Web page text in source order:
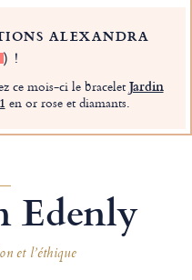
ALEXANDRA
) !
ce mois-ci le braceletJardin
en or rose et diamants.
Edenly
et l’éthique